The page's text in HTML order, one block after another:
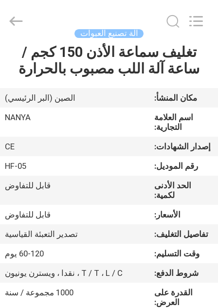
الصفحة
الرئيسية
منتجات
أشرطة
فيديو
عرض
الافتراضي
معلومات
جولة
Equipment
آلة تصنيع العبوات
تغليف سماعة الأذن 150 كجم /
ساعة آلة اللب مصبوب بالحرارة
مكان المنشأ:
الصين (البر الرئيسي)
اسم العلامة
التجارية:
NANYA
إصدار الشهادات:
CE
رقم الموديل:
HF-05
الحد الأدنى
لكمية:
قابل للتفاوض
الأسعار:
قابل للتفاوض
تفاصيل التغليف:
تصدير التعبئة القياسية
وقت التسليم:
60-120 يوم
شروط الدفع:
T / T ، L / C ، نقدا ، ويسترن يونيون
القدرة على
العرض:
1000 مجموعة / سنة